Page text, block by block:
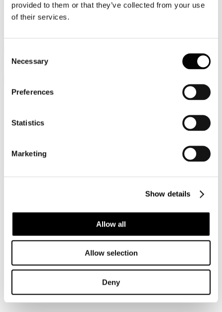
provided to them or that they’ve collected from your use
of their services.
Selection
Necessary
Preferences
Statistics
Marketing
Show details
Allow all
Allow selection
Deny
Tel. +39 320 57 80 986
Email segreteria@federturismo.it
Credits
Home
Risparmia con le nostre convenzioni